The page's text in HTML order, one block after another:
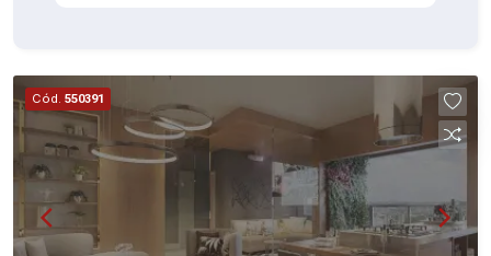
academia, piscina, quadra esportiva, salão de
festas, churrasqueira, salão de jogos, playground,
brinquedoteca, sauna e uma ampla área verde.
Com foco em acessibilidade, o Sole Bela Vista
conta com rampas de acesso, corrimãos, piso
tátil e vagas acessíveis, garantindo conforto e
segurança para todos. Localizado na Rua Antônia
Cód. 550391